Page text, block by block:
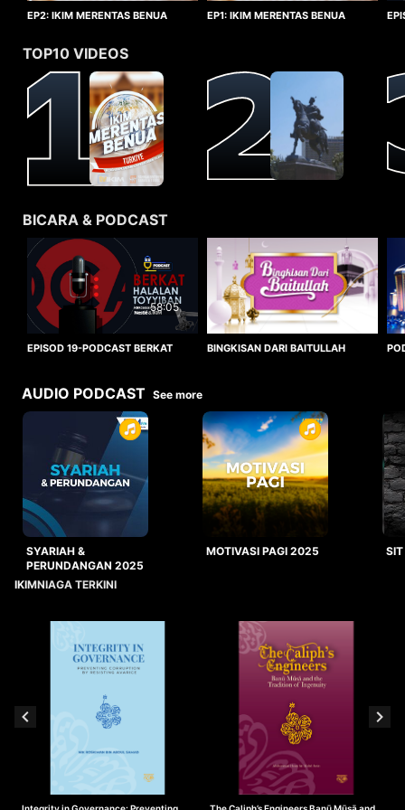
EP2: IKIM MERENTAS BENUA
EP1: IKIM MERENTAS BENUA
TOP10 VIDEOS
BICARA & PODCAST
58:05
EPISOD 19-PODCAST BERKAT
BINGKISAN DARI BAITULLAH
AUDIO PODCAST See more
SYARIAH &
PERUNDANGAN 2025
MOTIVASI PAGI 2025
IKIMNIAGA TERKINI